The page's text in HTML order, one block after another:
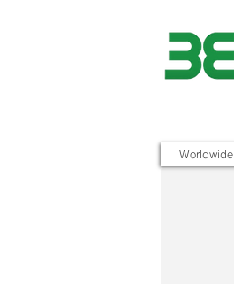
Worldwide